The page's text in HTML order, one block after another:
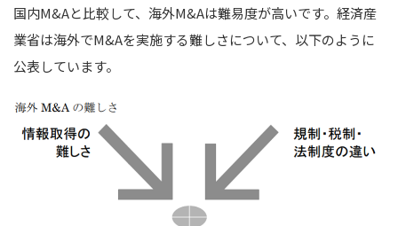
国内M&Aと比較して、海外M&Aは難易度が高いです。経済産
業省は海外でM&Aを実施する難しさについて、以下のように
公表しています。